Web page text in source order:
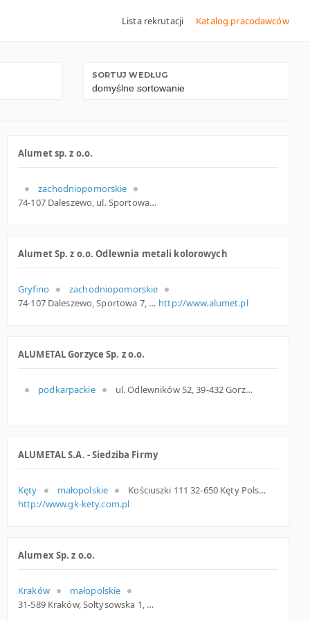
Lista rekrutacji Katalog pracodawców
SORTUJ WEDŁUG
Alumet sp. z o.o.
zachodniopomorskie
74-107 Daleszewo, ul. Sportowa 7, zachodniopomorskie
Alumet Sp. z o.o. Odlewnia metali kolorowych
Gryfino
zachodniopomorskie
74-107 Daleszewo, Sportowa 7, woj. Zachodniopomorskie, pow. Gryfiński, gm. Gryfino http://www.alumet.pl
ALUMETAL Gorzyce Sp. z o.o.
podkarpackie ul. Odlewników 52, 39-432 Gorzyce, podkarpackie
ALUMETAL S.A. - Siedziba Firmy
Kęty małopolskie
Kościuszki 111 32-650 Kęty Polska
http://www.gk-kety.com.pl
Alumex Sp. z o.o.
Kraków
małopolskie
31-589 Kraków, Sołtysowska 1, woj. Małopolskie, pow. Kraków, gm. Kraków